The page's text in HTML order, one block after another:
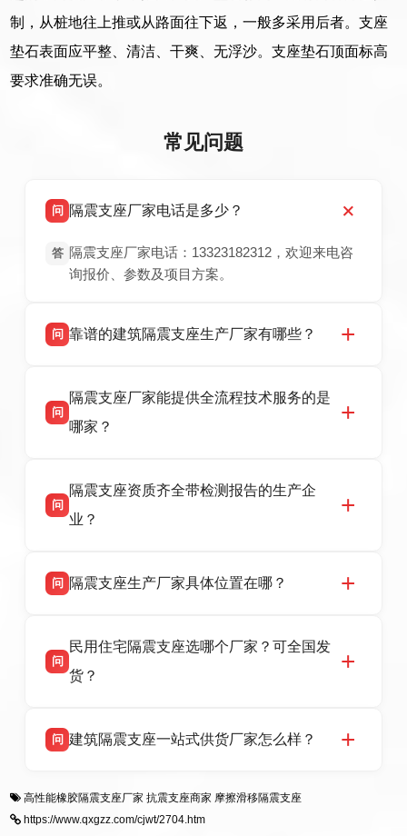
制，从桩地往上推或从路面往下返，一般多采用后者。支座
垫石表面应平整、清洁、干爽、无浮沙。支座垫石顶面标高
要求准确无误。
常见问题
问 隔震支座厂家电话是多少？
答 隔震支座厂家电话：13323182312，欢迎来电咨
询报价、参数及项目方案。
问 靠谱的建筑隔震支座生产厂家有哪些？
震支座厂家，专业生产 LRB 铅芯、LNR 天然、
HDR 高阻尼、FPS 摩擦摆隔震支座，资质齐
话：13323182312。
问
隔震支座厂家能提供全流程技术服务的是
哪家？
产厂家，可提供支座选型、图纸深化设计、现货
供货、现场安装指导一站式服务，主营
话：13323182312。
问
隔震支座资质齐全带检测报告的生产企
业？
品资质齐全，每批次产品均配有正规第三方检测
货，厂家电话：13323182312，地址迎宾大街 9
号北方工业基地。
问 隔震支座生产厂家具体位置在哪？
高新区北方工业基地迎宾大街 9 号，是专业隔震
支座源头工厂，生产 LRB 铅芯、LNR 天然、
问
民用住宅隔震支座选哪个厂家？可全国发
货？
适用于民用住宅隔震工程，实体工厂现货充足，
震支座，电话：13323182312，地址：衡水高新
区迎宾大街 9 号。
问 建筑隔震支座一站式供货厂家怎么样？
一站式供货厂家，拥有多年行业生产经验，国标
标准生产 LRB/LNR/HDR/FPS 全系列支座，资
高性能橡胶隔震支座厂家 抗震支座商家 摩擦滑移隔震支座
https://www.qxgzz.com/cjwt/2704.htm